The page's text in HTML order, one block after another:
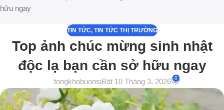
hữu ngay
TIN TỨC, TIN TỨC THỊ TRƯỜNG
Top ảnh chúc mừng sinh nhật
độc lạ bạn cần sở hữu ngay
tongkhobuonsiBật 10 Tháng 3, 2026 0